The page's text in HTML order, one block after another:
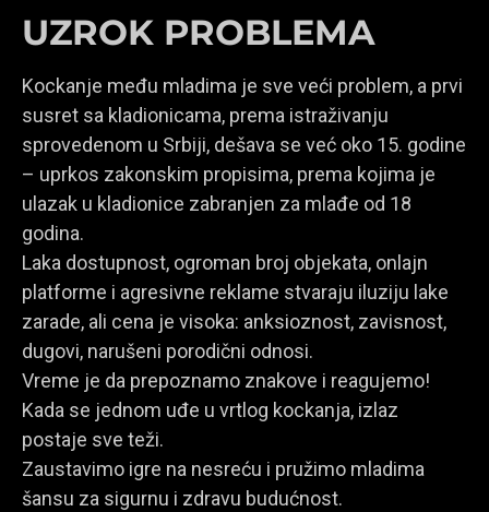
UZROK PROBLEMA
Kockanje među mladima je sve veći problem, a prvi
susret sa kladionicama, prema istraživanju
sprovedenom u Srbiji, dešava se već oko 15. godine
– uprkos zakonskim propisima, prema kojima je
ulazak u kladionice zabranjen za mlađe od 18
godina.
Laka dostupnost, ogroman broj objekata, onlajn
platforme i agresivne reklame stvaraju iluziju lake
zarade, ali cena je visoka: anksioznost, zavisnost,
dugovi, narušeni porodični odnosi.
Vreme je da prepoznamo znakove i reagujemo!
Kada se jednom uđe u vrtlog kockanja, izlaz
postaje sve teži.
Zaustavimo igre na nesreću i pružimo mladima
šansu za sigurnu i zdravu budućnost.